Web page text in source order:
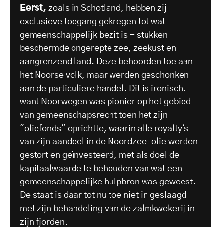
Eerst, zoals in Schotland, hebben zij
exclusieve toegang gekregen tot wat
gemeenschappelijk bezit is - stukken
beschermde ongerepte zee, zeekust en
aangrenzend land. Deze behoorden toe aan
het Noorse volk, maar werden geschonken
aan de particuliere handel. Dit is ironisch,
want Noorwegen was pionier op het gebied
van gemeenschapsrecht toen het zijn
"oliefonds" oprichtte, waarin alle royalty's
van zijn aandeel in de Noordzee-olie werden
gestort en geïnvesteerd, met als doel de
kapitaalwaarde te behouden van wat een
gemeenschappelijke hulpbron was geweest.
De staat is daar tot nu toe niet in geslaagd
met zijn behandeling van de zalmkwekerij in
zijn fjorden.